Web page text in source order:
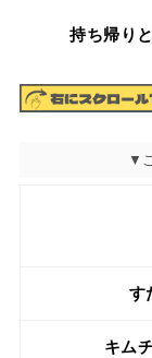
持ち帰り
す
キム